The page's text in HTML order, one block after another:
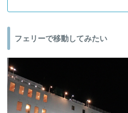
フェリーで移動してみたい